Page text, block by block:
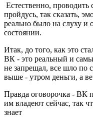
Естественно, проводить
пройдусь, так сказать,
реально было на слуху и
состоянии.
Итак, до того, как это
ВК - это реальный и
не запрещал, все шло по
выше - утром деньги, а
Правда оговорочка - ВК
им владеют сейчас, так
знает